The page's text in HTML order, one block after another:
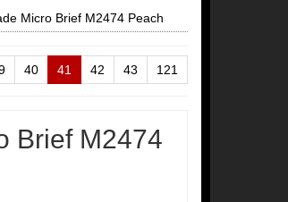
Micro Brief M2474 Peach
40 41 42 43 121
Brief M2474